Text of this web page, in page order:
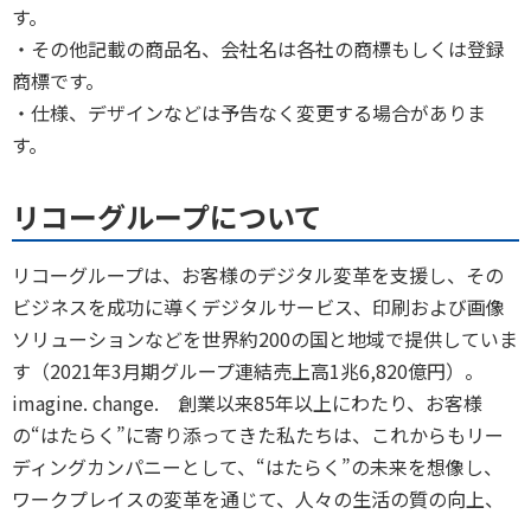
す。
・その他記載の商品名、会社名は各社の商標もしくは登録
商標です。
・仕様、デザインなどは予告なく変更する場合がありま
す。
リコーグループについて
リコーグループは、お客様のデジタル変革を支援し、その
ビジネスを成功に導くデジタルサービス、印刷および画像
ソリューションなどを世界約200の国と地域で提供していま
す（2021年3月期グループ連結売上高1兆6,820億円）。
imagine. change. 創業以来85年以上にわたり、お客様
の“はたらく”に寄り添ってきた私たちは、これからもリー
ディングカンパニーとして、“はたらく”の未来を想像し、
ワークプレイスの変革を通じて、人々の生活の質の向上、